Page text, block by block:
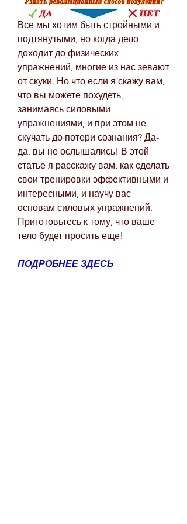
Все мы хотим быть стройными и
подтянутыми, но когда дело
доходит до физических
упражнений, многие из нас зевают
от скуки. Но что если я скажу вам,
что вы можете похудеть,
занимаясь силовыми
упражнениями, и при этом не
скучать до потери сознания? Да-
да, вы не ослышались! В этой
статье я расскажу вам, как сделать
свои тренировки эффективными и
интересными, и научу вас
основам силовых упражнений.
Приготовьтесь к тому, что ваше
тело будет просить еще!
ПОДРОБНЕЕ ЗДЕСЬ